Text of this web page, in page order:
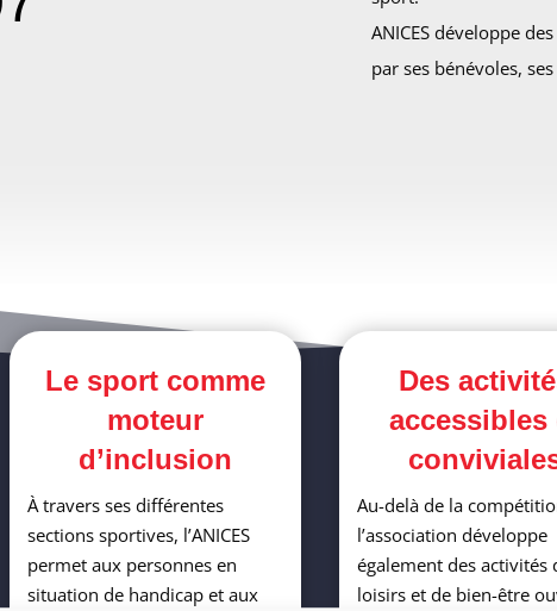
ANICES développe
par ses bénévoles,
Le sport comme
moteur
d’inclusion
À travers ses différentes
sections sportives, l’ANICES
permet aux personnes en
situation de handicap et aux
Des
accessibles
Au-delà de la
l’association développe
également des activités
loisirs et de bien-être